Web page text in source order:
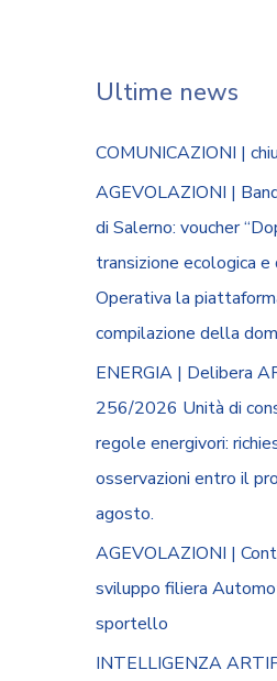
Ultime news
COMUNICAZIONI |
AGEVOLAZIONI |
di Salerno: voucher
transizione ecologica e
Operativa la
compilazione della
ENERGIA | Delibera
256/2026 Unità di
regole energivori:
osservazioni entro il
agosto.
AGEVOLAZIONI |
sviluppo filiera
sportello
INTELLIGENZA